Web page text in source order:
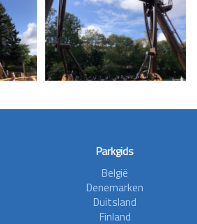
Parkgids
België
Denemarken
Duitsland
Finland